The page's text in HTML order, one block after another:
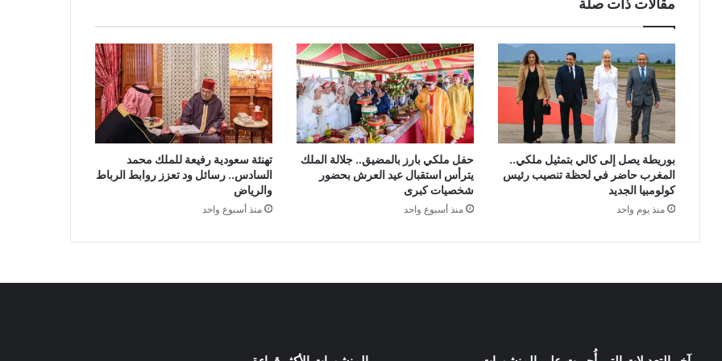
مقالات ذات صلة
بوريطة يصل إلى كالي بتمثيل ملكي..
المغرب حاضر في لحظة تنصيب رئيس
كولومبيا الجديد
منذ يوم واحد
حفل ملكي بارز بالمضيق.. جلالة الملك
يترأس استقبال عيد العرش بحضور
شخصيات كبرى
منذ أسبوع واحد
تهنئة سعودية رفيعة للملك محمد
السادس.. رسائل ود تعزز روابط الرباط
والرياض
منذ أسبوع واحد